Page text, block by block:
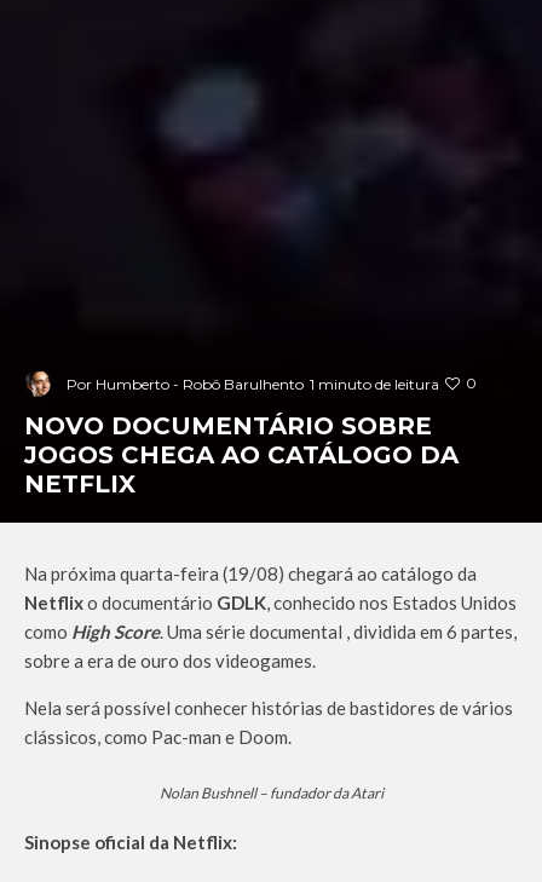
Por Humberto - Robô Barulhento 1 minuto de leitura 0
NOVO DOCUMENTÁRIO SOBRE
JOGOS CHEGA AO CATÁLOGO DA
NETFLIX
Na próxima quarta-feira (19/08) chegará ao catálogo da
Netflixo documentário GDLK, conhecido nos Estados Unidos
como High Score. Uma série documental , dividida em 6 partes,
sobre a era de ouro dos videogames.
Nela será possível conhecer histórias de bastidores de vários
clássicos, como Pac-man e Doom.
Nolan Bushnell – fundador da Atari
Sinopse oficial da Netflix: